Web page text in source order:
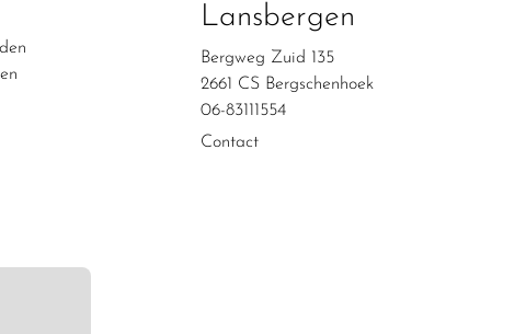
Lansbergen
Bergweg Zuid 135
2661 CS Bergschenhoek
06-83111554
Contact